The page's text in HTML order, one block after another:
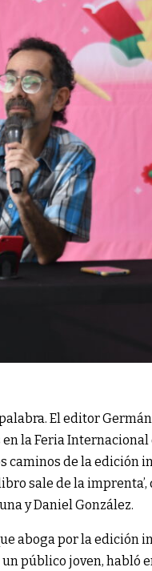
El editor
la Feria Internacional
caminos de la edición
sale de la
y Daniel González.
aboga por la edición
un público joven, habló